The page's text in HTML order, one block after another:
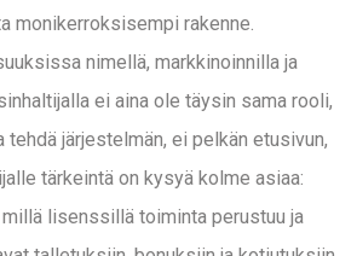
monikerroksisempi rakenne.
nimellä, markkinoinnilla ja
ei aina ole täysin sama rooli,
tehdä järjestelmän, ei pelkän etusivun,
tärkeintä on kysyä kolme asiaa:
lisenssillä toiminta perustuu ja